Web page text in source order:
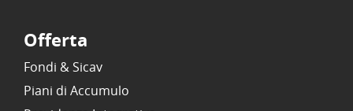
Offerta
Fondi & Sicav
Piani di Accumulo